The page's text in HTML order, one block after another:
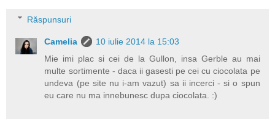
Răspunsuri
Camelia
10 iulie 2014 la 15:03
Mie imi plac si cei de la Gullon, insa Gerble au mai
multe sortimente - daca ii gasesti pe cei cu ciocolata pe
undeva (pe site nu i-am vazut) sa ii incerci - si o spun
eu care nu ma innebunesc dupa ciocolata. :)